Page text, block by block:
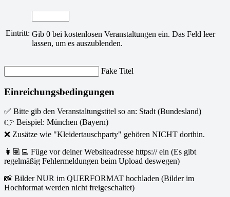
Eintritt: Gib 0 bei kostenlosen Veranstaltungen ein. Das Feld leer
lassen, um es auszublenden.
Fake Titel
Einreichungsbedingungen
✅ Bitte gib den Veranstaltungstitel so an: Stadt (Bundesland)
👉 Beispiel: München (Bayern)
❌ Zusätze wie "Kleidertauschparty" gehören NICHT dorthin.
👩🏽‍💻 Füge vor deiner Websiteadresse https:// ein (Es gibt
regelmäßig Fehlermeldungen beim Upload deswegen)
📸 Bilder NUR im QUERFORMAT hochladen (Bilder im
Hochformat werden nicht freigeschaltet)